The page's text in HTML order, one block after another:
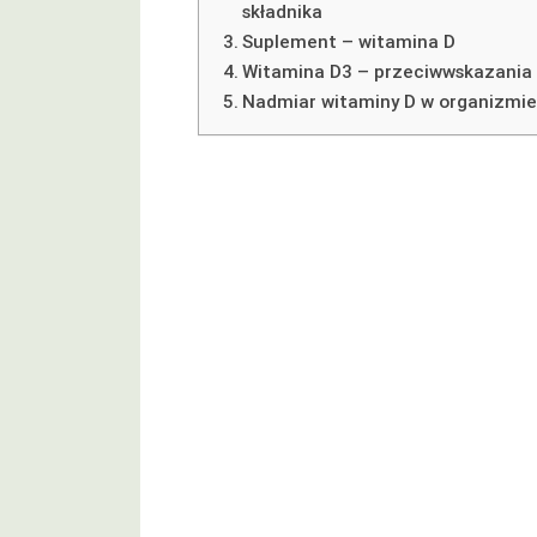
składnika
Suplement – witamina D
Witamina D3 – przeciwwskazania
Nadmiar witaminy D w organizmie